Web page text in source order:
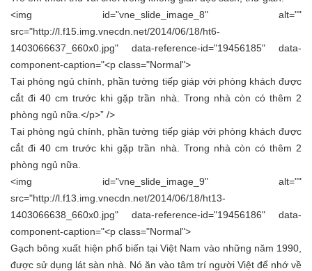
<img id="vne_slide_image_8" alt=""
src="http://l.f15.img.vnecdn.net/2014/06/18/ht6-
1403066637_660x0.jpg" data-reference-id="19456185" data-
component-caption="<p class="Normal">
Tại phòng ngủ chính, phần tường tiếp giáp với phòng khách được
cắt đi 40 cm trước khi gặp trần nhà. Trong nhà còn có thêm 2
phòng ngủ nữa.</p>” />
Tại phòng ngủ chính, phần tường tiếp giáp với phòng khách được
cắt đi 40 cm trước khi gặp trần nhà. Trong nhà còn có thêm 2
phòng ngủ nữa.
<img id="vne_slide_image_9" alt=""
src="http://l.f13.img.vnecdn.net/2014/06/18/ht13-
1403066638_660x0.jpg" data-reference-id="19456186" data-
component-caption="<p class="Normal">
Gạch bông xuất hiện phổ biến tại Việt Nam vào những năm 1990,
được sử dụng lát sàn nhà. Nó ăn vào tâm trí người Việt để nhớ về